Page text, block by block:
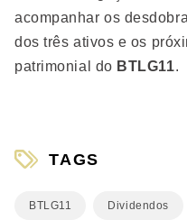
acompanhar os
dos três ativos e os
patrimonial do BTLG11.
TAGS
BTLG11 Dividendos